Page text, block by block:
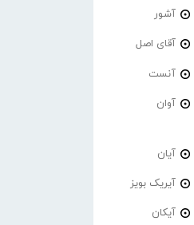
آشور
آقای اصل
آنست
آوان
آیان
آیریک بویز
آیکان